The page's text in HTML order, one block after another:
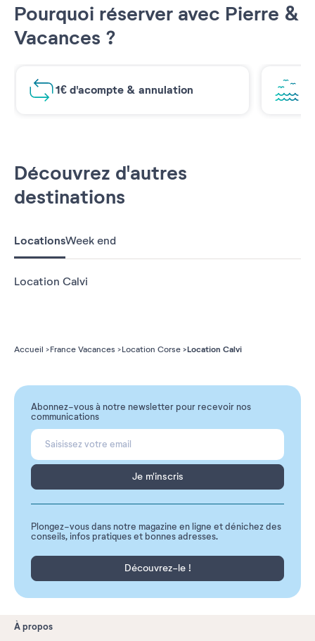
Pourquoi réserver avec Pierre &
Vacances ?
1€ d'acompte & annulation
Découvrez d'autres
destinations
LocationsWeek end
Location Calvi
Accueil France Vacances Location Corse Location Calvi
Abonnez-vous à notre newsletter pour recevoir nos
communications
Je m'inscris
Plongez-vous dans notre magazine en ligne et dénichez des
conseils, infos pratiques et bonnes adresses.
Découvrez-le !
À propos